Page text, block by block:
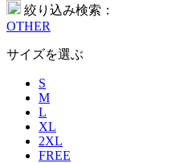
絞り込み検索：
OTHER
サイズを選ぶ
S
M
L
XL
2XL
FREE